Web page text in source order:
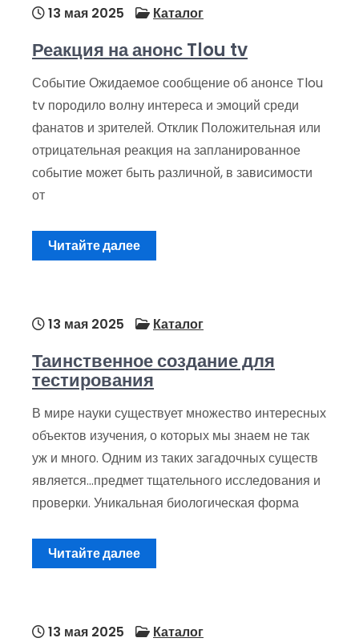
13 мая 2025 Каталог
Реакция на анонс Tlou tv
Событие Ожидаемое сообщение об анонсе Tlou
tv породило волну интереса и эмоций среди
фанатов и зрителей. Отклик Положительная или
отрицательная реакция на запланированное
событие может быть различной, в зависимости
от
Читайте далее
13 мая 2025 Каталог
Таинственное создание для
тестирования
В мире науки существует множество интересных
объектов изучения, о которых мы знаем не так
уж и много. Одним из таких загадочных существ
является…предмет тщательного исследования и
проверки. Уникальная биологическая форма
Читайте далее
13 мая 2025 Каталог